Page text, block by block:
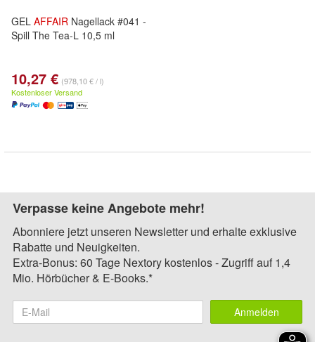
GEL AFFAIR Nagellack #041 -
Spill The Tea-L 10,5 ml
10,27 € (978,10 € / l)
Kostenloser Versand
Verpasse keine Angebote mehr!
Abonniere jetzt unseren Newsletter und erhalte exklusive
Rabatte und Neuigkeiten.
Extra-Bonus: 60 Tage Nextory kostenlos - Zugriff auf 1,4
Mio. Hörbücher & E-Books.*
Anmelden